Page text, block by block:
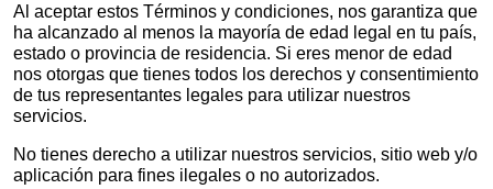
Al aceptar estos Términos y condiciones, nos garantiza que
ha alcanzado al menos la mayoría de edad legal en tu país,
estado o provincia de residencia. Si eres menor de edad
nos otorgas que tienes todos los derechos y consentimiento
de tus representantes legales para utilizar nuestros
servicios.
No tienes derecho a utilizar nuestros servicios, sitio web y/o
aplicación para fines ilegales o no autorizados.